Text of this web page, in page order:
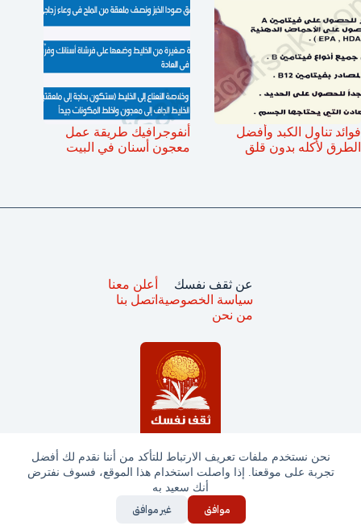
نحن نستخدم ملفات تعريف الارتباط للتأكد من أننا نقدم لك أفضل
تجربة على موقعنا. إذا واصلت استخدام هذا الموقع، فسوف نفترض
أنك سعيد به
موافق غير موافق
فوائد تناول الكبد وأفضل
الطرق لأكله بدون قلق
أنفوجرافيك طريقة عمل
معجون أسنان في البيت
جميع الحقوق محفوظة © ثقف نفسك 2025
عن ثقف نفسك
سياسة الخصوصية
من نحن
أعلن معنا
اتصل بنا